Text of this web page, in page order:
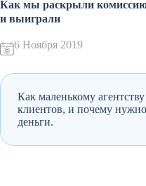
Как мы раскрыли
и выиграли
6 Ноября 2019
Как маленькому
клиентов, и почему нужно
деньги.